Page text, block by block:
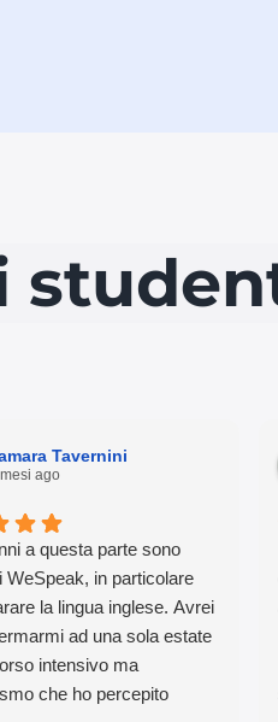
Tavernini
ago
a questa parte sono
WeSpeak, in particolare
la lingua inglese. Avrei
ad una sola estate
intensivo ma
che ho percepito